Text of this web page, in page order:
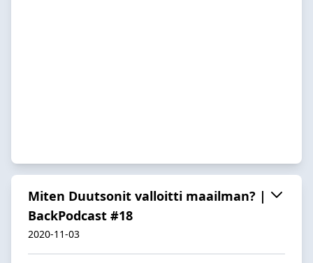
Miten Duutsonit valloitti maailman? |
BackPodcast #18
2020-11-03